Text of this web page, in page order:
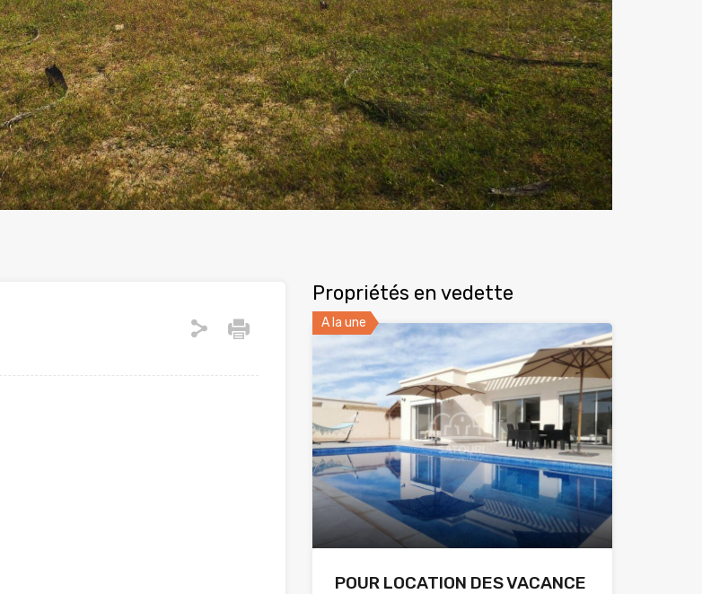
Propriétés en vedette
A la une
POUR LOCATION DES VACANCE